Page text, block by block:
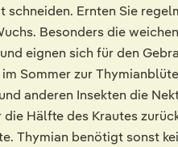
schneiden. Ernten Sie
Besonders die
eignen sich für den
Sommer zur
anderen Insekten die
die Hälfte des Krautes
Thymian benötigt sonst